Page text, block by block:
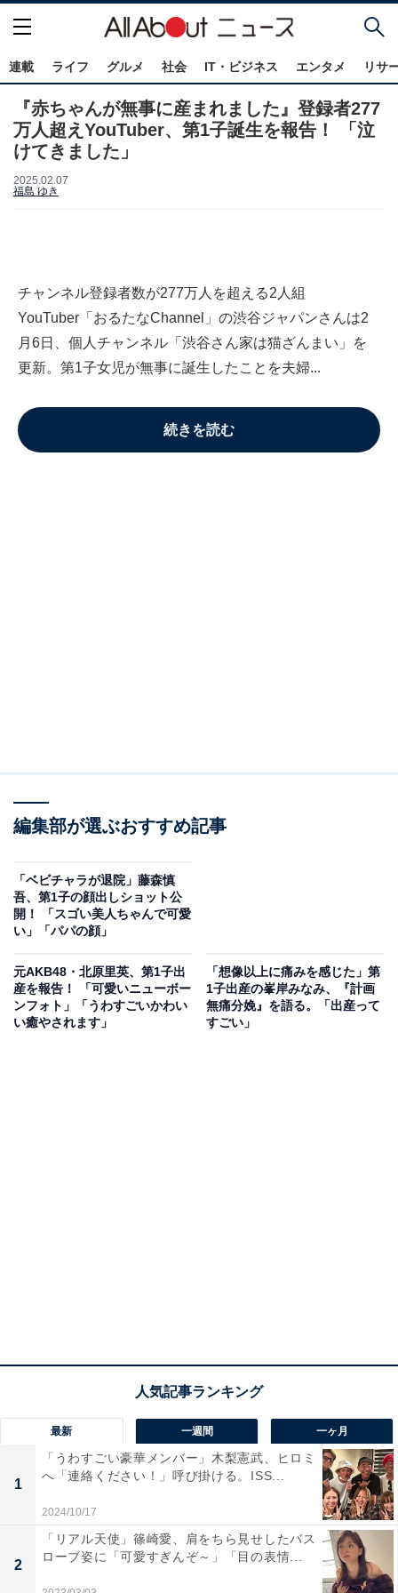
連載 ライフ グルメ 社会 IT・ビジネス エンタメ リサ
『赤ちゃんが無事に産まれました』登録者277
万人超えYouTuber、第1子誕生を報告！ 「泣
けてきました」
2025.02.07
福島 ゆき
チャンネル登録者数が277万人を超える2人組
YouTuber「おるたなChannel」の渋谷ジャパンさんは2
月6日、個人チャンネル「渋谷さん家は猫ざんまい」を
更新。第1子女児が無事に誕生したことを夫婦...
続きを読む
編集部が選ぶおすすめ記事
「ベビチャラが退院」藤森慎
吾、第1子の顔出しショット公
開！ 「スゴい美人ちゃんで可愛
い」「パパの顔」
元AKB48・北原里英、第1子出
産を報告！ 「可愛いニューボー
ンフォト」「うわすごいかわい
い癒やされます」
「想像以上に痛みを感じた」第
1子出産の峯岸みなみ、『計画
無痛分娩』を語る。「出産って
すごい」
最新 一週間 一ヶ月
1
「うわすごい豪華メンバー」木梨憲武、ヒロミ
へ「連絡ください！」呼び掛ける。ISS...
2024/10/17
2
「リアル天使」篠崎愛、肩をちら見せしたバス
ローブ姿に「可愛すぎんぞ～」「目の表情...